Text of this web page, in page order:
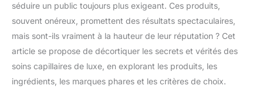
séduire un public toujours plus exigeant. Ces produits,
souvent onéreux, promettent des résultats spectaculaires,
mais sont-ils vraiment à la hauteur de leur réputation ? Cet
article se propose de décortiquer les secrets et vérités des
soins capillaires de luxe, en explorant les produits, les
ingrédients, les marques phares et les critères de choix.